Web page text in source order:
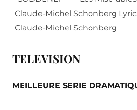
Claude-Michel Schonberg
Claude-Michel Schonberg
TELEVISION
MEILLEURE SERIE